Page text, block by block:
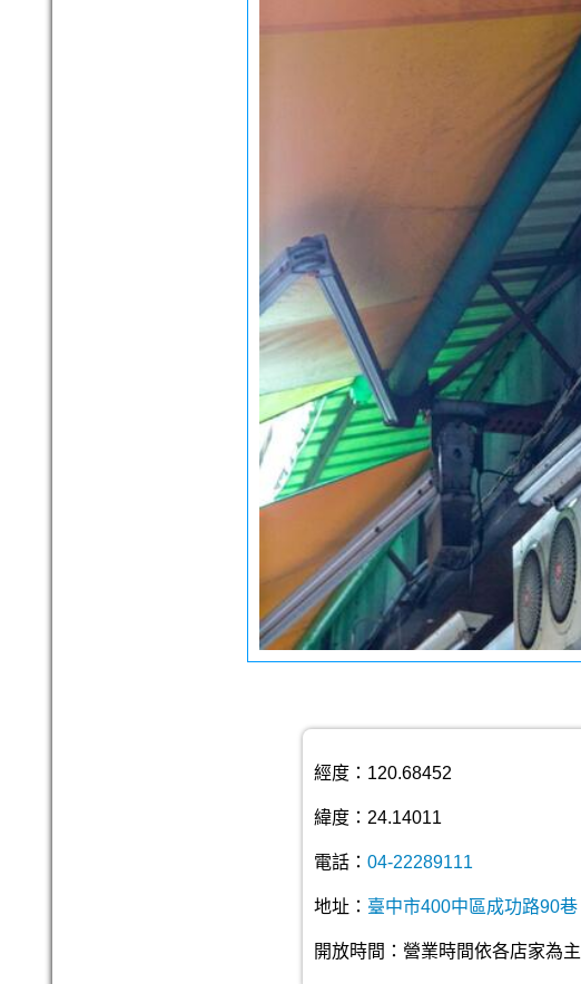
經度：120.68452
緯度：24.14011
電話： 04-22289111
地址： 臺中市400中區成功路90巷
開放時間：營業時間依各店家為主